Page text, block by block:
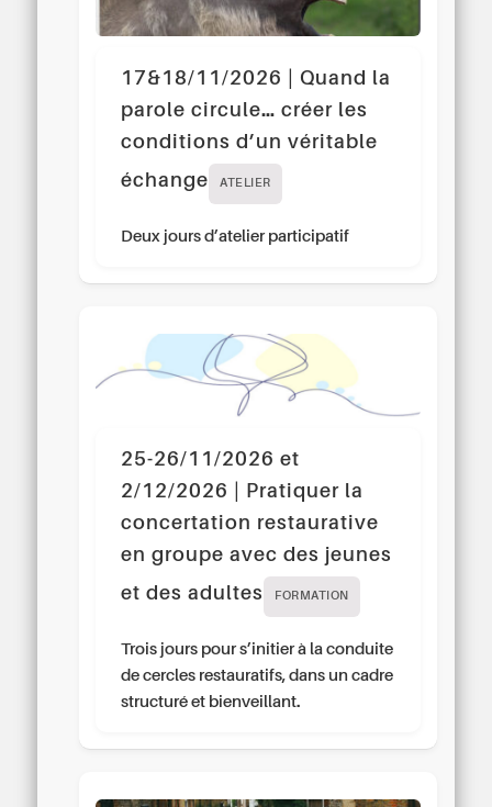
17&18/11/2026 | Quand la
parole circule… créer les
conditions d’un véritable
échange
ATELIER
Deux jours d’atelier participatif
25-26/11/2026 et
2/12/2026 | Pratiquer la
concertation restaurative
en groupe avec des jeunes
et des adultes
FORMATION
Trois jours pour s’initier à la conduite
de cercles restauratifs, dans un cadre
structuré et bienveillant.